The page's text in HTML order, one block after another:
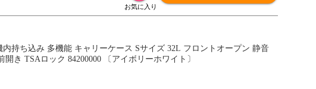
持ち込み 多機能 キャリーケース Sサイズ 32L フロントオープン 静音
き TSAロック 84200000 〔アイボリーホワイト〕